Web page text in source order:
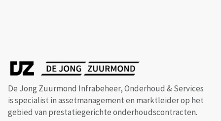
De Jong Zuurmond Infrabeheer, Onderhoud & Services
is specialist in assetmanagement en marktleider op het
gebied van prestatiegerichte onderhoudscontracten.